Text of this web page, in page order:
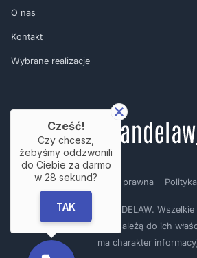
O nas
Kontakt
Wybrane realizacje
Regulamin Nota prawna
Copyright © by BRANDELAW.
Prezentowane logotypy należą do ich
ma charakter
Cześć!
Czy chcesz,
żebyśmy oddzwonili
do Ciebie za darmo
w 28 sekund?
TAK